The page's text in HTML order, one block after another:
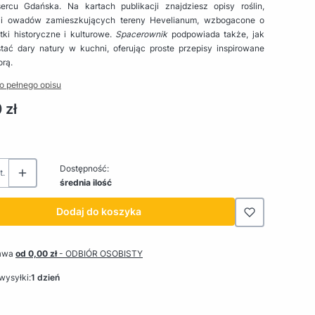
Gdańska. Na kartach publikacji znajdziesz opisy roślin,
owadów zamieszkujących tereny Hevelianum, wzbogacone o
historyczne i kulturowe. Spacerownikpodpowiada także, jak
dary natury w kuchni, oferując proste przepisy inspirowane
pełnego opisu
Dostępność:
średnia ilość
Dodaj do koszyka
od 0,00 zł- ODBIÓR OSOBISTY
1 dzień